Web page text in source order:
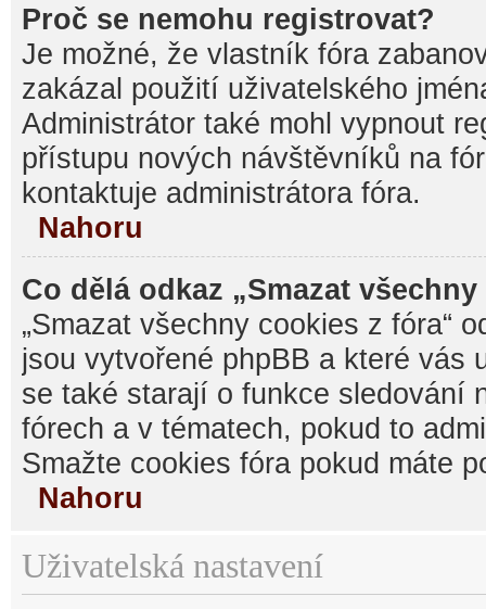
Proč se nemohu registrovat?
Je možné, že vlastník fóra
zakázal použití uživatelského
Administrátor také mohl vypnout
přístupu nových návštěvníků na
kontaktuje administrátora fóra.
Nahoru
Co dělá odkaz „Smazat
„Smazat všechny cookies z fóra“
jsou vytvořené phpBB a které vás
se také starají o funkce sledování
fórech a v tématech, pokud to
Smažte cookies fóra pokud máte
Nahoru
Uživatelská nastavení